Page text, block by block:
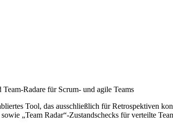
Radare für Scrum- und agile Teams
Tool, das ausschließlich für Retrospektiven
„Team Radar“-Zustandschecks für verteilte